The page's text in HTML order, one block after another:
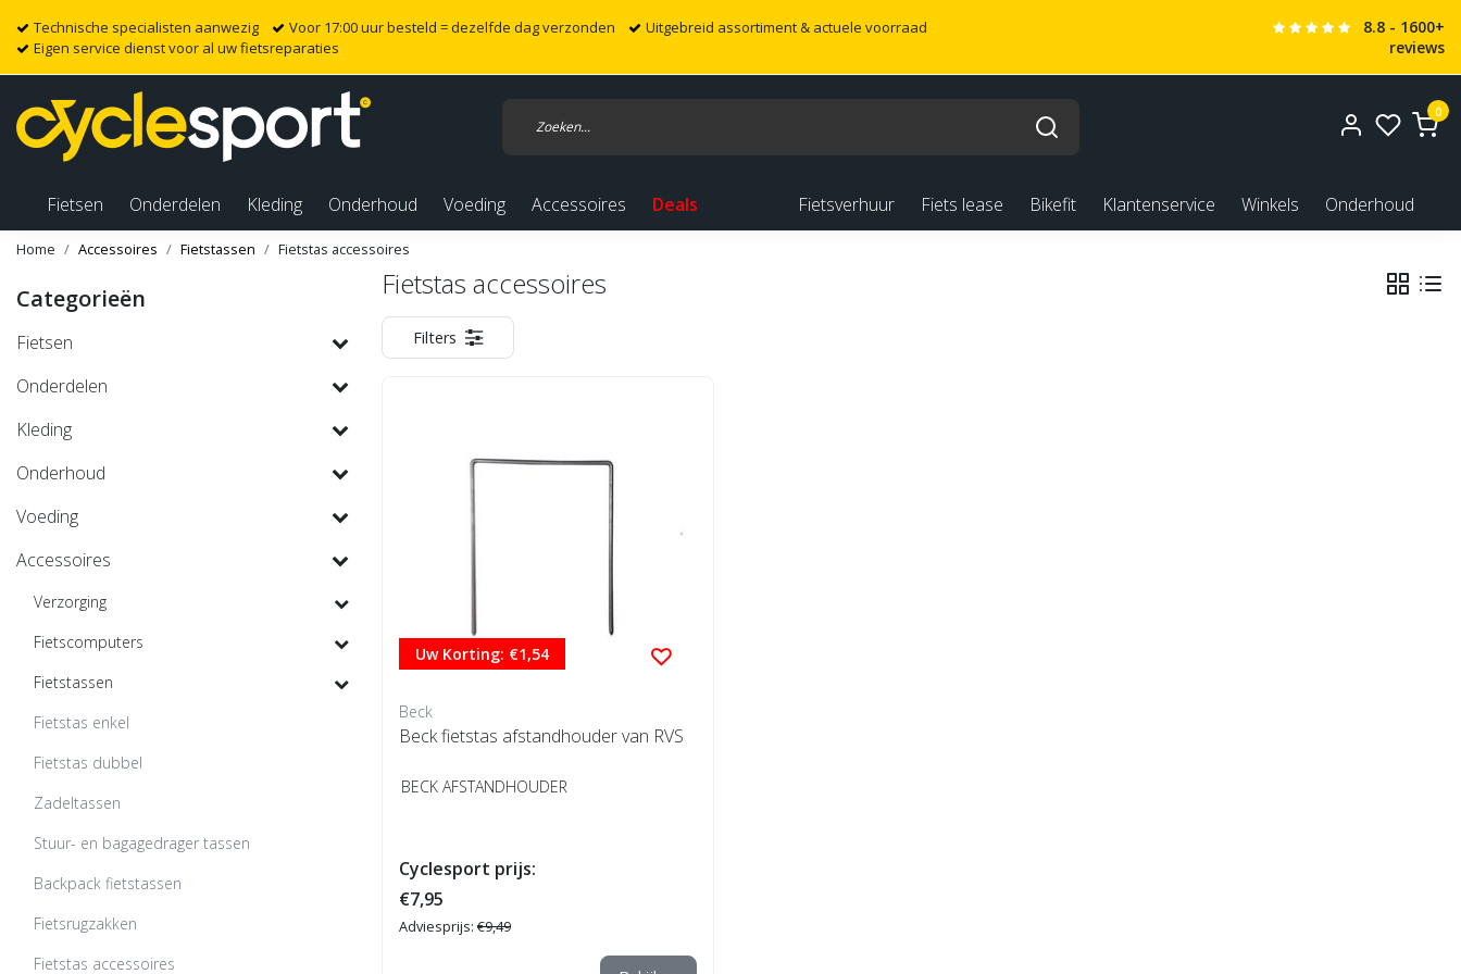
Technische specialisten aanwezig Voor 17:00 uur besteld = dezelfde dag verzonden
Uitgebreid assortiment & actuele voorraad
Eigen service dienst voor al uw fietsreparaties
8.8 - 1600+
reviews
0
Fietsen Onderdelen Kleding Onderhoud Voeding Accessoires Deals Fietsverhuur Fiets lease Bikefit Klantenservice Winkels Onderhoud
Home Accessoires Fietstassen Fietstas accessoires
Categorieën
Fietsen
Onderdelen
Kleding
Onderhoud
Voeding
Accessoires
Verzorging
Fietscomputers
Fietstassen
Fietstas enkel
Fietstas dubbel
Zadeltassen
Stuur- en bagagedrager tassen
Backpack fietstassen
Fietsrugzakken
Fietstas accessoires
Fietstas accessoires
Filters
Uw Korting: €1,54
Beck
Beck fietstas afstandhouder van RVS
BECK AFSTANDHOUDER
Cyclesport prijs:
€7,95
Adviesprijs: €9,49